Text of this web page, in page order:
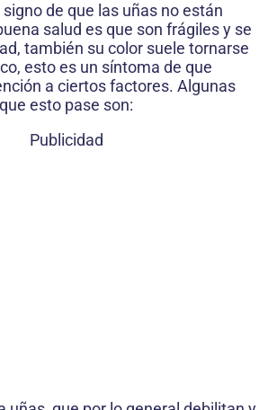
de que las uñas no están
salud es que son frágiles y se
también su color suele tornarse
esto es un síntoma de que
a ciertos factores. Algunas
esto pase son:
Publicidad